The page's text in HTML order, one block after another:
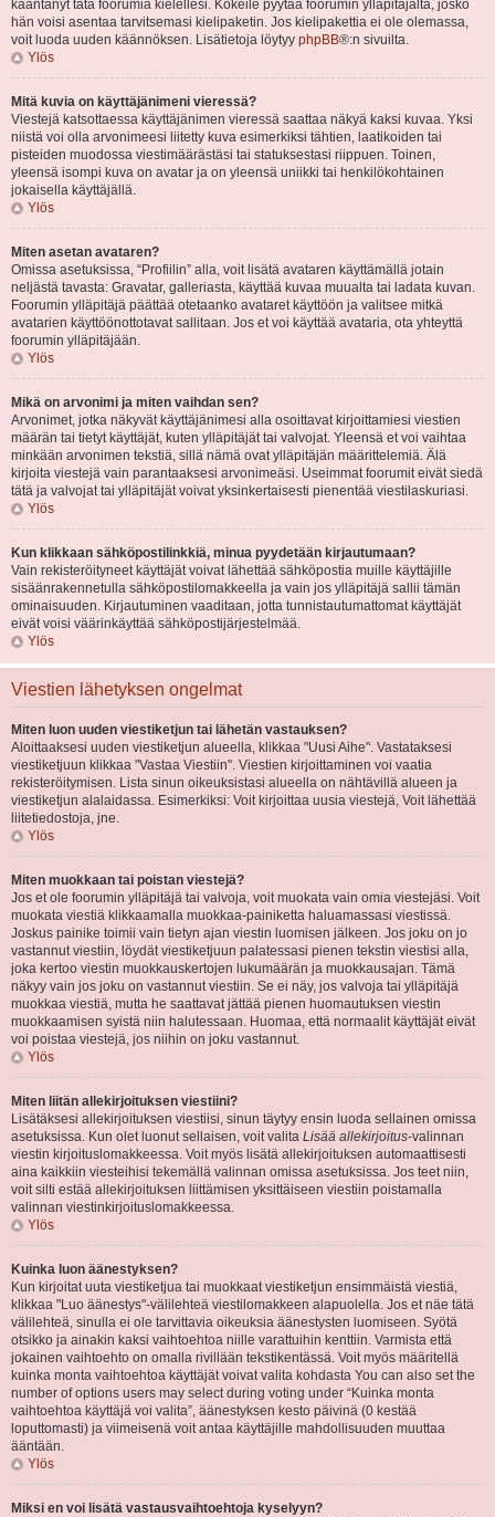
kääntänyt tätä foorumia kielellesi. Kokeile pyytää foorumin ylläpitäjältä, josko
hän voisi asentaa tarvitsemasi kielipaketin. Jos kielipakettia ei ole olemassa,
voit luoda uuden käännöksen. Lisätietoja löytyy phpBB®:n sivuilta.
Ylös
Mitä kuvia on käyttäjänimeni vieressä?
Viestejä katsottaessa käyttäjänimen vieressä saattaa näkyä kaksi kuvaa. Yksi
niistä voi olla arvonimeesi liitetty kuva esimerkiksi tähtien, laatikoiden tai
pisteiden muodossa viestimäärästäsi tai statuksestasi riippuen. Toinen,
yleensä isompi kuva on avatar ja on yleensä uniikki tai henkilökohtainen
jokaisella käyttäjällä.
Ylös
Miten asetan avataren?
Omissa asetuksissa, “Profiilin” alla, voit lisätä avataren käyttämällä jotain
neljästä tavasta: Gravatar, galleriasta, käyttää kuvaa muualta tai ladata kuvan.
Foorumin ylläpitäjä päättää otetaanko avataret käyttöön ja valitsee mitkä
avatarien käyttöönottotavat sallitaan. Jos et voi käyttää avataria, ota yhteyttä
foorumin ylläpitäjään.
Ylös
Mikä on arvonimi ja miten vaihdan sen?
Arvonimet, jotka näkyvät käyttäjänimesi alla osoittavat kirjoittamiesi viestien
määrän tai tietyt käyttäjät, kuten ylläpitäjät tai valvojat. Yleensä et voi vaihtaa
minkään arvonimen tekstiä, sillä nämä ovat ylläpitäjän määrittelemiä. Älä
kirjoita viestejä vain parantaaksesi arvonimeäsi. Useimmat foorumit eivät siedä
tätä ja valvojat tai ylläpitäjät voivat yksinkertaisesti pienentää viestilaskuriasi.
Ylös
Kun klikkaan sähköpostilinkkiä, minua pyydetään kirjautumaan?
Vain rekisteröityneet käyttäjät voivat lähettää sähköpostia muille käyttäjille
sisäänrakennetulla sähköpostilomakkeella ja vain jos ylläpitäjä sallii tämän
ominaisuuden. Kirjautuminen vaaditaan, jotta tunnistautumattomat käyttäjät
eivät voisi väärinkäyttää sähköpostijärjestelmää.
Ylös
Viestien lähetyksen ongelmat
Miten luon uuden viestiketjun tai lähetän vastauksen?
Aloittaaksesi uuden viestiketjun alueella, klikkaa "Uusi Aihe". Vastataksesi
viestiketjuun klikkaa "Vastaa Viestiin". Viestien kirjoittaminen voi vaatia
rekisteröitymisen. Lista sinun oikeuksistasi alueella on nähtävillä alueen ja
viestiketjun alalaidassa. Esimerkiksi: Voit kirjoittaa uusia viestejä, Voit lähettää
liitetiedostoja, jne.
Ylös
Miten muokkaan tai poistan viestejä?
Jos et ole foorumin ylläpitäjä tai valvoja, voit muokata vain omia viestejäsi. Voit
muokata viestiä klikkaamalla muokkaa-painiketta haluamassasi viestissä.
Joskus painike toimii vain tietyn ajan viestin luomisen jälkeen. Jos joku on jo
vastannut viestiin, löydät viestiketjuun palatessasi pienen tekstin viestisi alla,
joka kertoo viestin muokkauskertojen lukumäärän ja muokkausajan. Tämä
näkyy vain jos joku on vastannut viestiin. Se ei näy, jos valvoja tai ylläpitäjä
muokkaa viestiä, mutta he saattavat jättää pienen huomautuksen viestin
muokkaamisen syistä niin halutessaan. Huomaa, että normaalit käyttäjät eivät
voi poistaa viestejä, jos niihin on joku vastannut.
Ylös
Miten liitän allekirjoituksen viestiini?
Lisätäksesi allekirjoituksen viestiisi, sinun täytyy ensin luoda sellainen omissa
asetuksissa. Kun olet luonut sellaisen, voit valita Lisää allekirjoitus-valinnan
viestin kirjoituslomakkeessa. Voit myös lisätä allekirjoituksen automaattisesti
aina kaikkiin viesteihisi tekemällä valinnan omissa asetuksissa. Jos teet niin,
voit silti estää allekirjoituksen liittämisen yksittäiseen viestiin poistamalla
valinnan viestinkirjoituslomakkeessa.
Ylös
Kuinka luon äänestyksen?
Kun kirjoitat uuta viestiketjua tai muokkaat viestiketjun ensimmäistä viestiä,
klikkaa "Luo äänestys"-välilehteä viestilomakkeen alapuolella. Jos et näe tätä
välilehteä, sinulla ei ole tarvittavia oikeuksia äänestysten luomiseen. Syötä
otsikko ja ainakin kaksi vaihtoehtoa niille varattuihin kenttiin. Varmista että
jokainen vaihtoehto on omalla rivillään tekstikentässä. Voit myös määritellä
kuinka monta vaihtoehtoa käyttäjät voivat valita kohdasta You can also set the
number of options users may select during voting under “Kuinka monta
vaihtoehtoa käyttäjä voi valita”, äänestyksen kesto päivinä (0 kestää
loputtomasti) ja viimeisenä voit antaa käyttäjille mahdollisuuden muuttaa
ääntään.
Ylös
Miksi en voi lisätä vastausvaihtoehtoja kyselyyn?